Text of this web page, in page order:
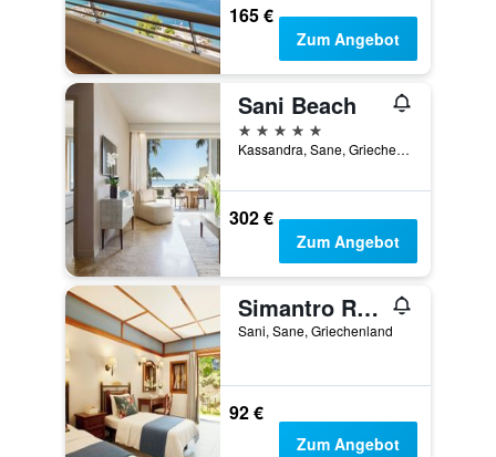
165 €
Zum Angebot
Sani Beach
5 Sterne
Kassandra, Sane, Griechenland
302 €
Zum Angebot
Simantro Resort
Sani, Sane, Griechenland
92 €
Zum Angebot